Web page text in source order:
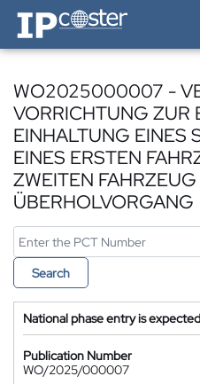
IP-Coster — Home
WO2025000007 -
VORRICHTUNG ZUR
EINHALTUNG EINES
EINES ERSTEN
ZWEITEN
ÜBERHOLVORGANG
Search
National phase entry is
Publication Number
WO/2025/000007